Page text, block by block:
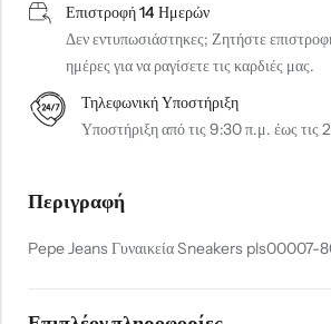
Επιστροφή 14 Ημερών
Δεν εντυπωσιάστηκες; Ζητήστε
ημέρες για να ραγίσετε τις καρδιές μας.
Τηλεφωνική Υποστήριξη
Υποστήριξη από τις 9:30 π.μ. έως τις
Περιγραφή
Pepe Jeans Γυναικεία Sneakers pls00007-